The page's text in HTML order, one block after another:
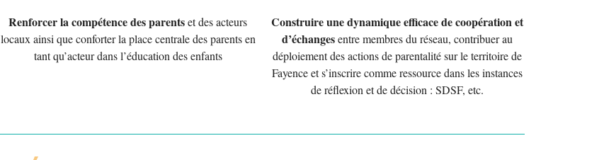
Renforcer la compétence des parentset des acteurs
locaux ainsi que conforter la place centrale des parents en
tant qu’acteur dans l’éducation des enfants
Construire une dynamique efficace de coopération et
d’échangesentre membres du réseau, contribuer au
déploiement des actions de parentalité sur le territoire de
Fayence et s’inscrire comme ressource dans les instances
de réflexion et de décision : SDSF, etc.